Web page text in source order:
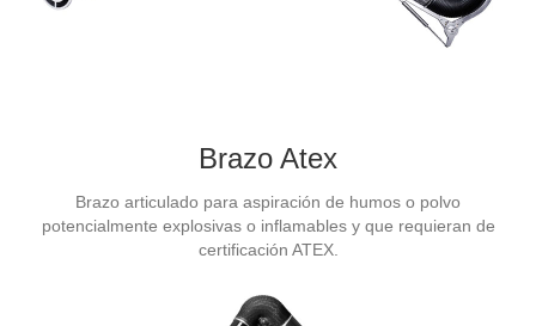
Brazo Atex
Brazo articulado para aspiración de humos o polvo
potencialmente explosivas o inflamables y que requieran de
certificación ATEX.